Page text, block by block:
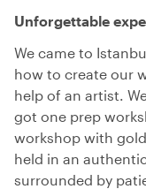
Unforgettable
We came to
how to create our
help of an artist.
got one prep
workshop with
held in an
surrounded by